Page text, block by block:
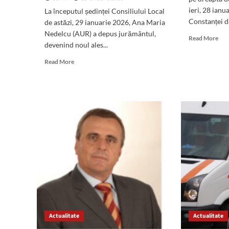
La începutul ședinței Consiliului Local
de astăzi, 29 ianuarie 2026, Ana Maria
Nedelcu (AUR) a depus jurământul,
devenind noul ales...
Read MoreRead
consiliu:
Reabilitarea
Dobrogea
1
și
o
nouă
școală
proiecte
ieri, 28
Constanței
Read MoreRead
în
trafic
din
Actualitate Actualitate